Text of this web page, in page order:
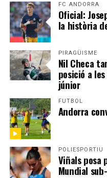
FC ANDORRA
Oficial:
la història
PIRAGÜISME
Nil Checa
posició a
júnior
FUTBOL
Andorra
POLIESPORTIU
Viñals posa
Mundial